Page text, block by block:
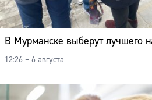
В Мурманске выберут лучшего
12:26 – 6 августа